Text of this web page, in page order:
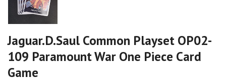
Jaguar.D.Saul Common Playset OP02-
109 Paramount War One Piece Card
Game